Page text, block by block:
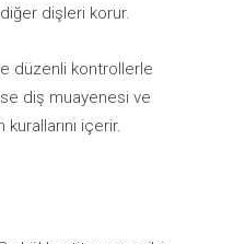
dişleri korur.
düzenli kontrollerle
diş muayenesi ve
içerir.